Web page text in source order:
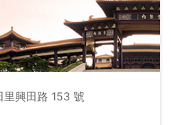
里興田路 153 號